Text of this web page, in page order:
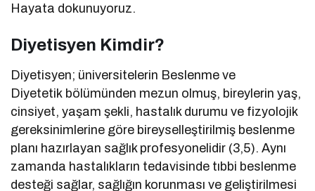
Hayata dokunuyoruz.
Diyetisyen Kimdir?
Diyetisyen; üniversitelerin Beslenme ve
Diyetetik bölümünden mezun olmuş, bireylerin yaş,
cinsiyet, yaşam şekli, hastalık durumu ve fizyolojik
gereksinimlerine göre bireyselleştirilmiş beslenme
planı hazırlayan sağlık profesyonelidir (3,5). Aynı
zamanda hastalıkların tedavisinde tıbbi beslenme
desteği sağlar, sağlığın korunması ve geliştirilmesi